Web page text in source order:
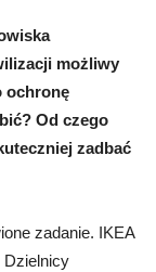
możliwy
ochronę
Od czego
zadbać
zadanie. IKEA
Dzielnicy